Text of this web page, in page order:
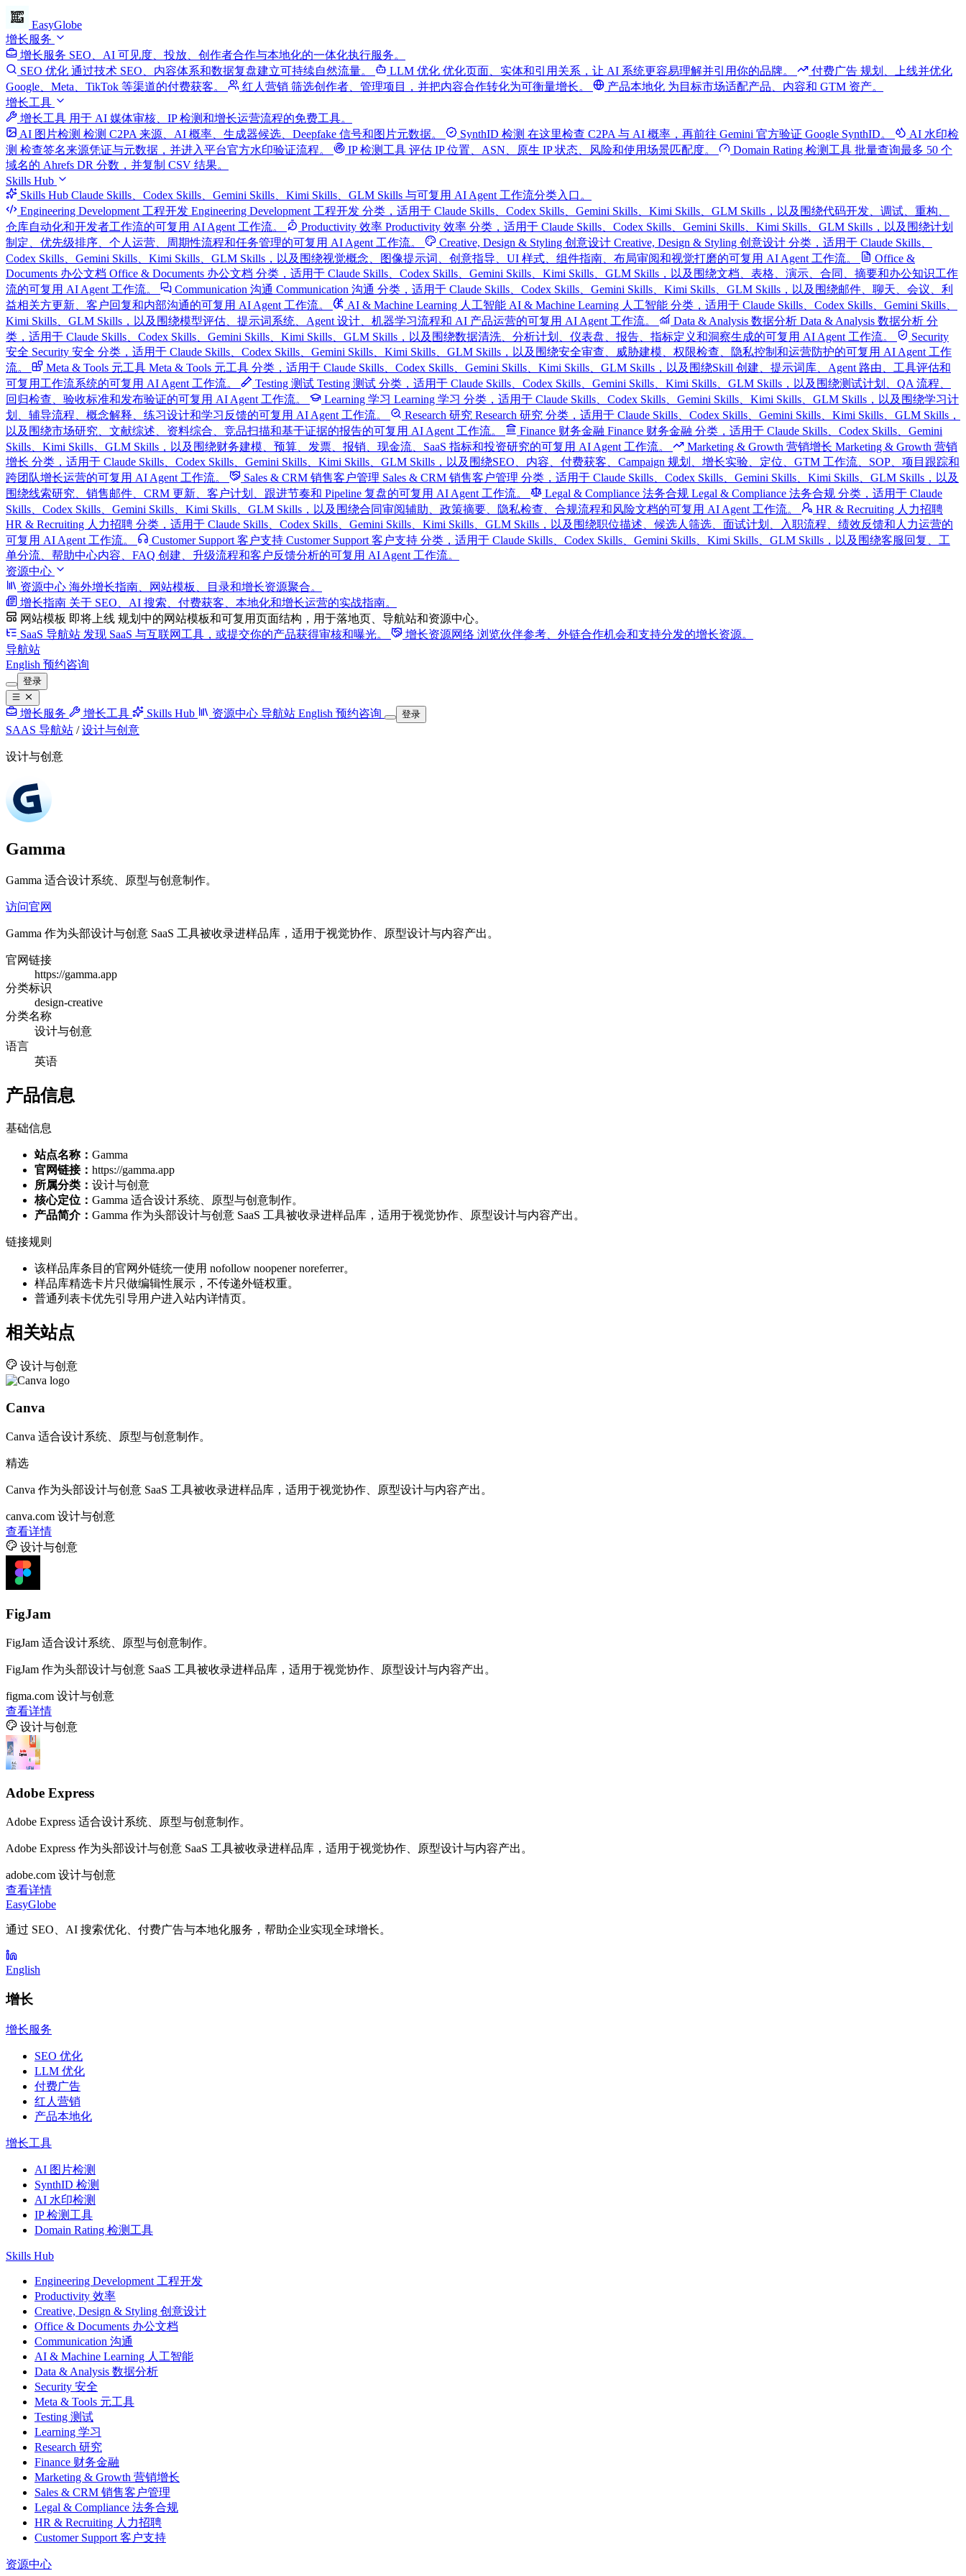
EasyGlobe
增长服务
增长服务 SEO、AI 可见度、投放、创作者合作与本地化的一体化执行服务。
SEO 优化 通过技术 SEO、内容体系和数据复盘建立可持续自然流量。 LLM 优化 优化页面、实体和引用关系，让 AI 系统更容易理解并引用你的品牌。 付费广告 规划、上线并优化
Google、Meta、TikTok 等渠道的付费获客。
红人营销 筛选创作者、管理项目，并把内容合作转化为可衡量增长。 产品本地化 为目标市场适配产品、内容和 GTM 资产。
增长工具
增长工具 用于 AI 媒体审核、IP 检测和增长运营流程的免费工具。
AI 图片检测 检测 C2PA 来源、AI 概率、生成器候选、Deepfake 信号和图片元数据。 SynthID 检测 在这里检查 C2PA 与 AI 概率，再前往 Gemini 官方验证 Google SynthID。
AI 水印检
测 检查签名来源凭证与元数据，并进入平台官方水印验证流程。 IP 检测工具 评估 IP 位置、ASN、原生 IP 状态、风险和使用场景匹配度。 Domain Rating 检测工具 批量查询最多 50 个
域名的 Ahrefs DR 分数，并复制 CSV 结果。
Skills Hub
Skills Hub Claude Skills、Codex Skills、Gemini Skills、Kimi Skills、GLM Skills 与可复用 AI Agent 工作流分类入口。
Engineering Development 工程开发 Engineering Development 工程开发 分类，适用于 Claude Skills、Codex Skills、Gemini Skills、Kimi Skills、GLM Skills，以及围绕代码开发、调试、重构、
仓库自动化和开发者工作流的可复用 AI Agent 工作流。
Productivity 效率 Productivity 效率 分类，适用于 Claude Skills、Codex Skills、Gemini Skills、Kimi Skills、GLM Skills，以及围绕计划
制定、优先级排序、个人运营、周期性流程和任务管理的可复用 AI Agent 工作流。
Creative, Design & Styling 创意设计 Creative, Design & Styling 创意设计 分类，适用于 Claude Skills、
Codex Skills、Gemini Skills、Kimi Skills、GLM Skills，以及围绕视觉概念、图像提示词、创意指导、UI 样式、组件指南、布局审阅和视觉打磨的可复用 AI Agent 工作流。
Office &
Documents 办公文档 Office & Documents 办公文档 分类，适用于 Claude Skills、Codex Skills、Gemini Skills、Kimi Skills、GLM Skills，以及围绕文档、表格、演示、合同、摘要和办公知识工作
流的可复用 AI Agent 工作流。
Communication 沟通 Communication 沟通 分类，适用于 Claude Skills、Codex Skills、Gemini Skills、Kimi Skills、GLM Skills，以及围绕邮件、聊天、会议、利
益相关方更新、客户回复和内部沟通的可复用 AI Agent 工作流。
AI & Machine Learning 人工智能 AI & Machine Learning 人工智能 分类，适用于 Claude Skills、Codex Skills、Gemini Skills、
Kimi Skills、GLM Skills，以及围绕模型评估、提示词系统、Agent 设计、机器学习流程和 AI 产品运营的可复用 AI Agent 工作流。
Data & Analysis 数据分析 Data & Analysis 数据分析 分
类，适用于 Claude Skills、Codex Skills、Gemini Skills、Kimi Skills、GLM Skills，以及围绕数据清洗、分析计划、仪表盘、报告、指标定义和洞察生成的可复用 AI Agent 工作流。
Security
安全 Security 安全 分类，适用于 Claude Skills、Codex Skills、Gemini Skills、Kimi Skills、GLM Skills，以及围绕安全审查、威胁建模、权限检查、隐私控制和运营防护的可复用 AI Agent 工作
流。
Meta & Tools 元工具 Meta & Tools 元工具 分类，适用于 Claude Skills、Codex Skills、Gemini Skills、Kimi Skills、GLM Skills，以及围绕Skill 创建、提示词库、Agent 路由、工具评估和
可复用工作流系统的可复用 AI Agent 工作流。
Testing 测试 Testing 测试 分类，适用于 Claude Skills、Codex Skills、Gemini Skills、Kimi Skills、GLM Skills，以及围绕测试计划、QA 流程、
回归检查、验收标准和发布验证的可复用 AI Agent 工作流。
Learning 学习 Learning 学习 分类，适用于 Claude Skills、Codex Skills、Gemini Skills、Kimi Skills、GLM Skills，以及围绕学习计
划、辅导流程、概念解释、练习设计和学习反馈的可复用 AI Agent 工作流。
Research 研究 Research 研究 分类，适用于 Claude Skills、Codex Skills、Gemini Skills、Kimi Skills、GLM Skills，
以及围绕市场研究、文献综述、资料综合、竞品扫描和基于证据的报告的可复用 AI Agent 工作流。
Finance 财务金融 Finance 财务金融 分类，适用于 Claude Skills、Codex Skills、Gemini
Skills、Kimi Skills、GLM Skills，以及围绕财务建模、预算、发票、报销、现金流、SaaS 指标和投资研究的可复用 AI Agent 工作流。
Marketing & Growth 营销增长 Marketing & Growth 营销
增长 分类，适用于 Claude Skills、Codex Skills、Gemini Skills、Kimi Skills、GLM Skills，以及围绕SEO、内容、付费获客、Campaign 规划、增长实验、定位、GTM 工作流、SOP、项目跟踪和
跨团队增长运营的可复用 AI Agent 工作流。
Sales & CRM 销售客户管理 Sales & CRM 销售客户管理 分类，适用于 Claude Skills、Codex Skills、Gemini Skills、Kimi Skills、GLM Skills，以及
围绕线索研究、销售邮件、CRM 更新、客户计划、跟进节奏和 Pipeline 复盘的可复用 AI Agent 工作流。
Legal & Compliance 法务合规 Legal & Compliance 法务合规 分类，适用于 Claude
Skills、Codex Skills、Gemini Skills、Kimi Skills、GLM Skills，以及围绕合同审阅辅助、政策摘要、隐私检查、合规流程和风险文档的可复用 AI Agent 工作流。
HR & Recruiting 人力招聘
HR & Recruiting 人力招聘 分类，适用于 Claude Skills、Codex Skills、Gemini Skills、Kimi Skills、GLM Skills，以及围绕职位描述、候选人筛选、面试计划、入职流程、绩效反馈和人力运营的
可复用 AI Agent 工作流。
Customer Support 客户支持 Customer Support 客户支持 分类，适用于 Claude Skills、Codex Skills、Gemini Skills、Kimi Skills、GLM Skills，以及围绕客服回复、工
单分流、帮助中心内容、FAQ 创建、升级流程和客户反馈分析的可复用 AI Agent 工作流。
资源中心
资源中心 海外增长指南、网站模板、目录和增长资源聚合。
增长指南 关于 SEO、AI 搜索、付费获客、本地化和增长运营的实战指南。
网站模板 即将上线 规划中的网站模板和可复用页面结构，用于落地页、导航站和资源中心。
SaaS 导航站 发现 SaaS 与互联网工具，或提交你的产品获得审核和曝光。 增长资源网络 浏览伙伴参考、外链合作机会和支持分发的增长资源。
导航站
English 预约咨询
登录
增长服务 增长工具 Skills Hub 资源中心 导航站 English 预约咨询 登录
SAAS 导航站 / 设计与创意
设计与创意
Gamma
Gamma 适合设计系统、原型与创意制作。
访问官网
Gamma 作为头部设计与创意 SaaS 工具被收录进样品库，适用于视觉协作、原型设计与内容产出。
官网链接
https://gamma.app
分类标识
design-creative
分类名称
设计与创意
语言
英语
产品信息
基础信息
站点名称： Gamma
官网链接： https://gamma.app
所属分类： 设计与创意
核心定位： Gamma 适合设计系统、原型与创意制作。
产品简介： Gamma 作为头部设计与创意 SaaS 工具被收录进样品库，适用于视觉协作、原型设计与内容产出。
链接规则
该样品库条目的官网外链统一使用 nofollow noopener noreferrer。
样品库精选卡片只做编辑性展示，不传递外链权重。
普通列表卡优先引导用户进入站内详情页。
相关站点
设计与创意
Canva
Canva 适合设计系统、原型与创意制作。
精选
Canva 作为头部设计与创意 SaaS 工具被收录进样品库，适用于视觉协作、原型设计与内容产出。
canva.com 设计与创意
查看详情
设计与创意
FigJam
FigJam 适合设计系统、原型与创意制作。
FigJam 作为头部设计与创意 SaaS 工具被收录进样品库，适用于视觉协作、原型设计与内容产出。
figma.com 设计与创意
查看详情
设计与创意
Adobe Express
Adobe Express 适合设计系统、原型与创意制作。
Adobe Express 作为头部设计与创意 SaaS 工具被收录进样品库，适用于视觉协作、原型设计与内容产出。
adobe.com 设计与创意
查看详情
EasyGlobe
通过 SEO、AI 搜索优化、付费广告与本地化服务，帮助企业实现全球增长。
English
增长
增长服务
SEO 优化
LLM 优化
付费广告
红人营销
产品本地化
增长工具
AI 图片检测
SynthID 检测
AI 水印检测
IP 检测工具
Domain Rating 检测工具
Skills Hub
Engineering Development 工程开发
Productivity 效率
Creative, Design & Styling 创意设计
Office & Documents 办公文档
Communication 沟通
AI & Machine Learning 人工智能
Data & Analysis 数据分析
Security 安全
Meta & Tools 元工具
Testing 测试
Learning 学习
Research 研究
Finance 财务金融
Marketing & Growth 营销增长
Sales & CRM 销售客户管理
Legal & Compliance 法务合规
HR & Recruiting 人力招聘
Customer Support 客户支持
资源中心